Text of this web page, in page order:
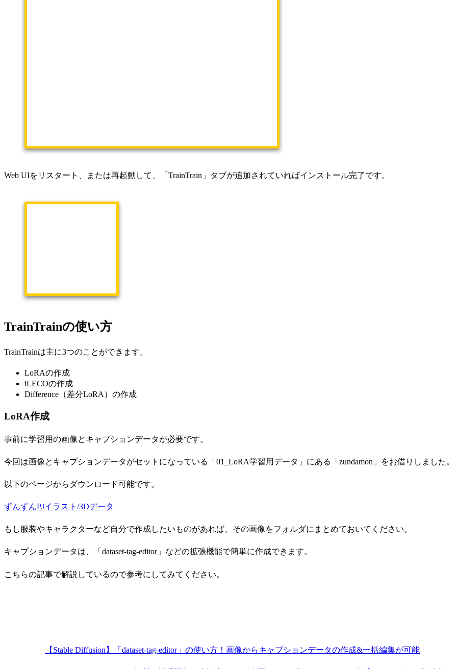
Web UIをリスタート、または再起動して、「TrainTrain」タブが追加されていればインストール完了です。
TrainTrainの使い方
TrainTrainは主に3つのことができます。
LoRAの作成
iLECOの作成
Difference（差分LoRA）の作成
LoRA作成
事前に学習用の画像とキャプションデータが必要です。
今回は画像とキャプションデータがセットになっている「01_LoRA学習用データ」にある「zundamon」をお借りしました。
以下のページからダウンロード可能です。
ずんずんPJイラスト/3Dデータ
もし服装やキャラクターなど自分で作成したいものがあれば、その画像をフォルダにまとめておいてください。
キャプションデータは、「dataset-tag-editor」などの拡張機能で簡単に作成できます。
こちらの記事で解説しているので参考にしてみてください。
【Stable Diffusion】「dataset-tag-editor」の使い方！画像からキャプションデータの作成&一括編集が可能